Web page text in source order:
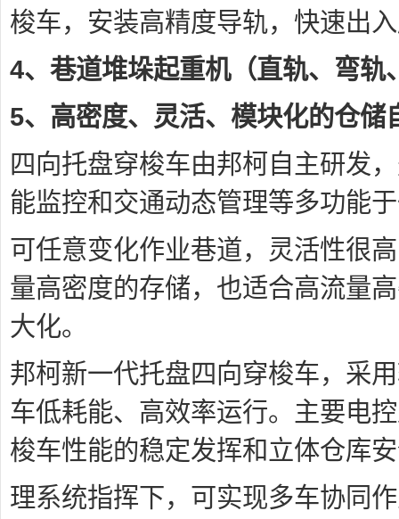
梭车，安装高精度导轨，快速出
4、巷道堆垛起重机（直轨、弯轨
5、高密度、灵活、模块化的仓储
四向托盘穿梭车由邦柯自主研发
能监控和交通动态管理等多功能
可任意变化作业巷道，灵活性很
量高密度的存储，也适合高流量
大化。
邦柯新一代托盘四向穿梭车，采
车低耗能、高效率运行。主要电
梭车性能的稳定发挥和立体仓库
理系统指挥下，可实现多车协同